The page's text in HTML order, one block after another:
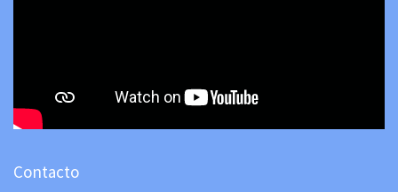
Contacto